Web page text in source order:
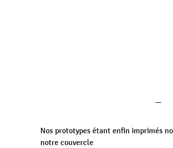
Nos prototypes étant enfin imprimés
notre couvercle